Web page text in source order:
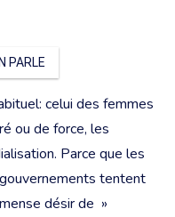
PARLE
celui des femmes
ou de force, les
Parce que les
tentent
désir de »